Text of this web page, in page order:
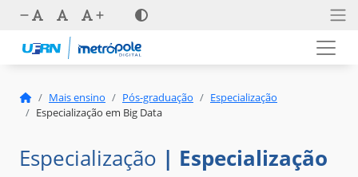
Mais ensino Pós-graduação
Especialização
Especialização em Big Data
Especialização | Especialização